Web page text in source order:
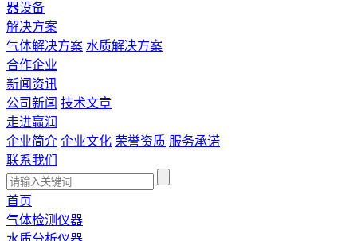
器设备
解决方案
气体解决方案 水质解决方案
合作企业
新闻资讯
公司新闻 技术文章
走进赢润
企业简介 企业文化 荣誉资质 服务承诺
联系我们
首页
气体检测仪器